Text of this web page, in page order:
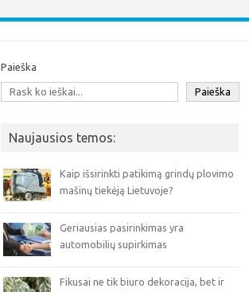
Paieška
Paieška
Naujausios temos:
Kaip išsirinkti patikimą grindų plovimo
mašinų tiekėją Lietuvoje?
Geriausias pasirinkimas yra
automobilių supirkimas
Fikusai ne tik biuro dekoracija, bet ir